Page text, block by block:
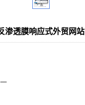
渗透膜响应式外贸网站